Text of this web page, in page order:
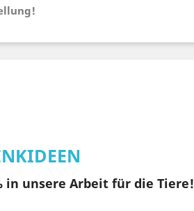
in unsere Arbeit für die Tiere!